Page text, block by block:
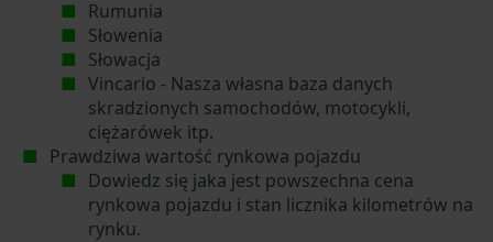
Rumunia
Słowenia
Słowacja
Vincario - Nasza własna baza danych
skradzionych samochodów, motocykli,
ciężarówek itp.
Prawdziwa wartość rynkowa pojazdu
Dowiedz się jaka jest powszechna cena
rynkowa pojazdu i stan licznika kilometrów na
rynku.